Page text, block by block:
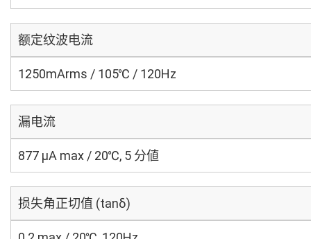
额定纹波电流
1250mArms / 105℃ / 120Hz
漏电流
877 μA max / 20℃, 5 分値
损失角正切值 (tanδ)